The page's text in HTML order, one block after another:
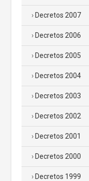
Decretos 2007
Decretos 2006
Decretos 2005
Decretos 2004
Decretos 2003
Decretos 2002
Decretos 2001
Decretos 2000
Decretos 1999